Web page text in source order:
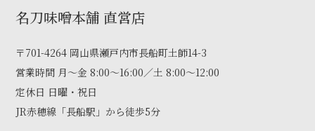
名刀味噌本舗 直営店
〒701-4264 岡山県瀬戸内市長船町土師14-3
営業時間 月〜金 8:00～16:00／土 8:00～12:00
定休日 日曜・祝日
JR赤穂線「長船駅」から徒歩5分